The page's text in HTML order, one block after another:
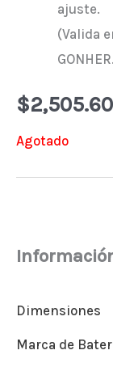
ajuste.
(Valida
$
Agotado
Dimensiones
Marca de